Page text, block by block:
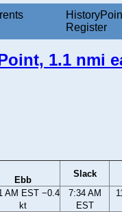
Register
1.1 nmi
Ebb
Slack
AM EST −0.4
kt
7:34 AM
EST